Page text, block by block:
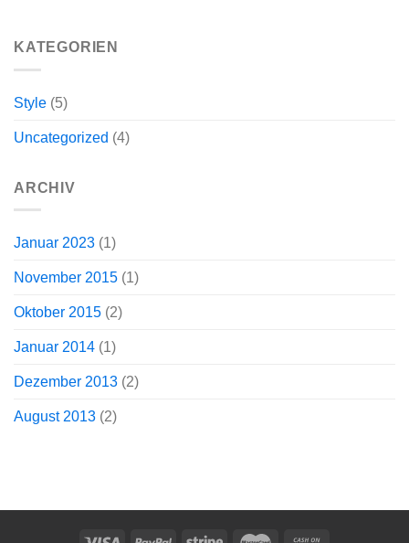
KATEGORIEN
Style (5)
Uncategorized (4)
ARCHIV
Januar 2023 (1)
November 2015 (1)
Oktober 2015 (2)
Januar 2014 (1)
Dezember 2013 (2)
August 2013 (2)